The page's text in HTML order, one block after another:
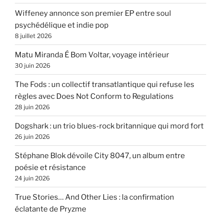
Wiffeney annonce son premier EP entre soul
psychédélique et indie pop
8 juillet 2026
Matu Miranda É Bom Voltar, voyage intérieur
30 juin 2026
The Fods : un collectif transatlantique qui refuse les
règles avec Does Not Conform to Regulations
28 juin 2026
Dogshark : un trio blues-rock britannique qui mord fort
26 juin 2026
Stéphane Blok dévoile City 8047, un album entre
poésie et résistance
24 juin 2026
True Stories… And Other Lies : la confirmation
éclatante de Pryzme